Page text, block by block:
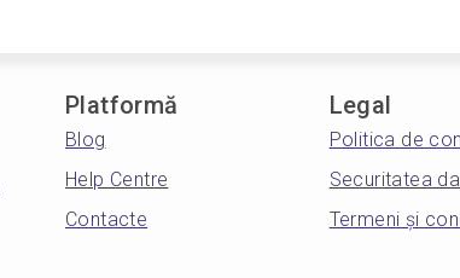
Platformă
Blog
Help Centre
Contacte
Legal
Politica de
Securitatea
Termeni și